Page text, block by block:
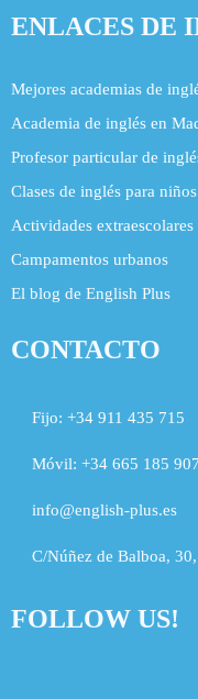
ENLACES DE
Mejores academias de
Academia de inglés en
Profesor particular de
Clases de inglés para niños
Actividades extraescolares
Campamentos urbanos
El blog de English Plus
CONTACTO
Fijo: +34 911 435 715
Móvil: +34 665 185 907
info@english-plus.es
C/Núñez de Balboa,
FOLLOW US!